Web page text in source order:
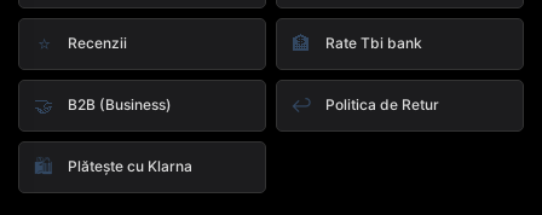
⭐ Recenzii 🏦 Rate Tbi bank
🤝 B2B (Business) ↩️ Politica de Retur
🛍️ Plătește cu Klarna